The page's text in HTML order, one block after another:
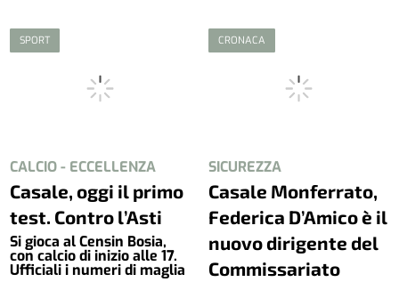
SPORT
CALCIO - ECCELLENZA
Casale, oggi il primo
test. Contro l’Asti
Si gioca al Censin Bosia,
con calcio di inizio alle 17.
Ufficiali i numeri di maglia
CRONACA
SICUREZZA
Casale Monferrato,
Federica D’Amico è il
nuovo dirigente del
Commissariato